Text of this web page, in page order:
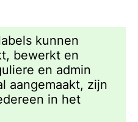
kunnen
bewerkt en
en admin
aangemaakt, zijn
in het